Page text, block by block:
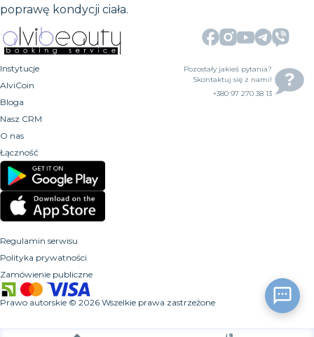
poprawę kondycji ciała.
Instytucje
AlviCoin
Bloga
Nasz CRM
O nas
Łączność
Pozostały jakieś pytania?
Skontaktuj się z nami!
+380 97 270 38 13
Regulamin serwisu
Polityka prywatności
Zamówienie publiczne
Prawo autorskie © 2026 Wszelkie prawa zastrzeżone